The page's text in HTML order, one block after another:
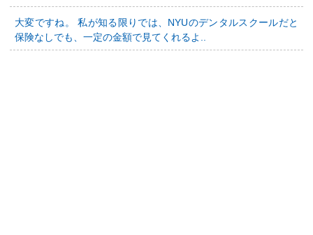
大変ですね。 私が知る限りでは、NYUのデンタルスクールだと
保険なしでも、一定の金額で見てくれるよ..